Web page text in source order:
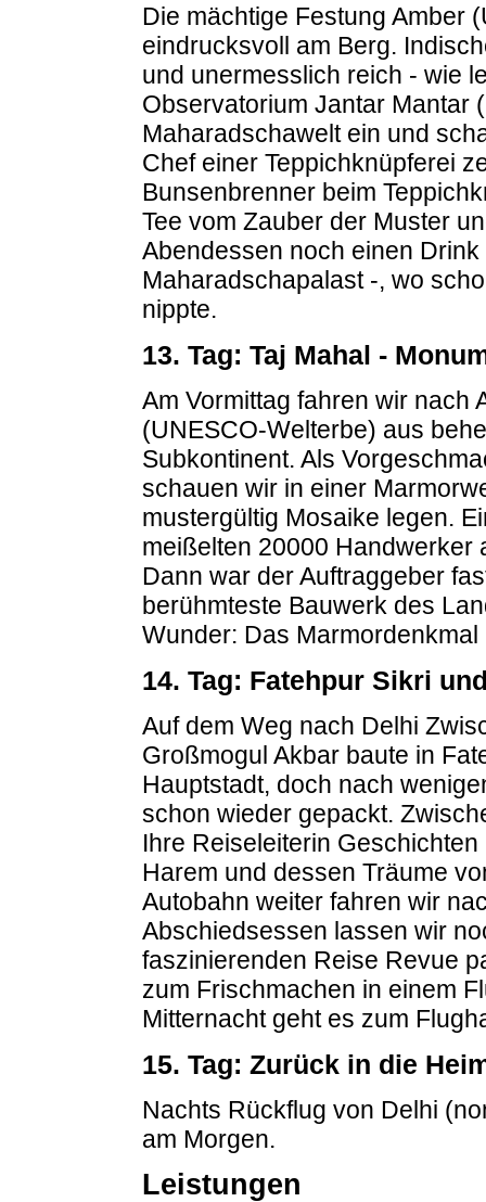
Die mächtige Festung Amber
eindrucksvoll am Berg.
und unermesslich reich - wie
Observatorium Jantar Mantar
Maharadschawelt ein und
Chef einer Teppichknüpferei
Bunsenbrenner beim
Tee vom Zauber der Muster
Abendessen noch einen
Maharadschapalast -, wo
nippte.
13. Tag: Taj Mahal -
Am Vormittag fahren wir nach
(UNESCO-Welterbe) aus
Subkontinent. Als
schauen wir in einer
mustergültig Mosaike legen.
meißelten 20000 Handwerker
Dann war der Auftraggeber
berühmteste Bauwerk des
Wunder: Das Marmordenkmal
14. Tag: Fatehpur Sikri
Auf dem Weg nach Delhi
Großmogul Akbar baute in
Hauptstadt, doch nach
schon wieder gepackt.
Ihre Reiseleiterin
Harem und dessen Träume
Autobahn weiter fahren wir
Abschiedsessen lassen wir
faszinierenden Reise Revue
zum Frischmachen in einem
Mitternacht geht es zum
15. Tag: Zurück in die
Nachts Rückflug von Delhi
am Morgen.
Leistungen